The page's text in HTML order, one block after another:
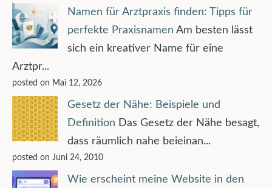
Namen für Arztpraxis finden: Tipps für
perfekte Praxisnamen Am besten lässt
sich ein kreativer Name für eine
Arztpr...
posted on Mai 12, 2026
Gesetz der Nähe: Beispiele und
Definition Das Gesetz der Nähe besagt,
dass räumlich nahe beieinan...
posted on Juni 24, 2010
Wie erscheint meine Website in den